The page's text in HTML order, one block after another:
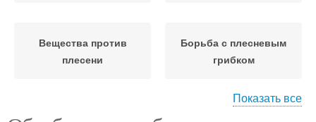
Вещества против
плесени
Борьба с плесневым
грибком
Показать все